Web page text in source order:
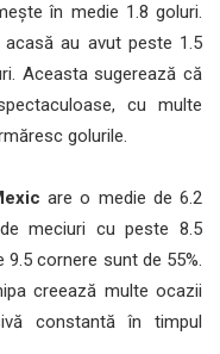
în medie 1.8 goluri.
au avut peste 1.5
Aceasta sugerează că
cu multe
golurile.
are o medie de 6.2
meciuri cu peste 8.5
cornere sunt de 55%.
creează multe ocazii
constantă în timpul